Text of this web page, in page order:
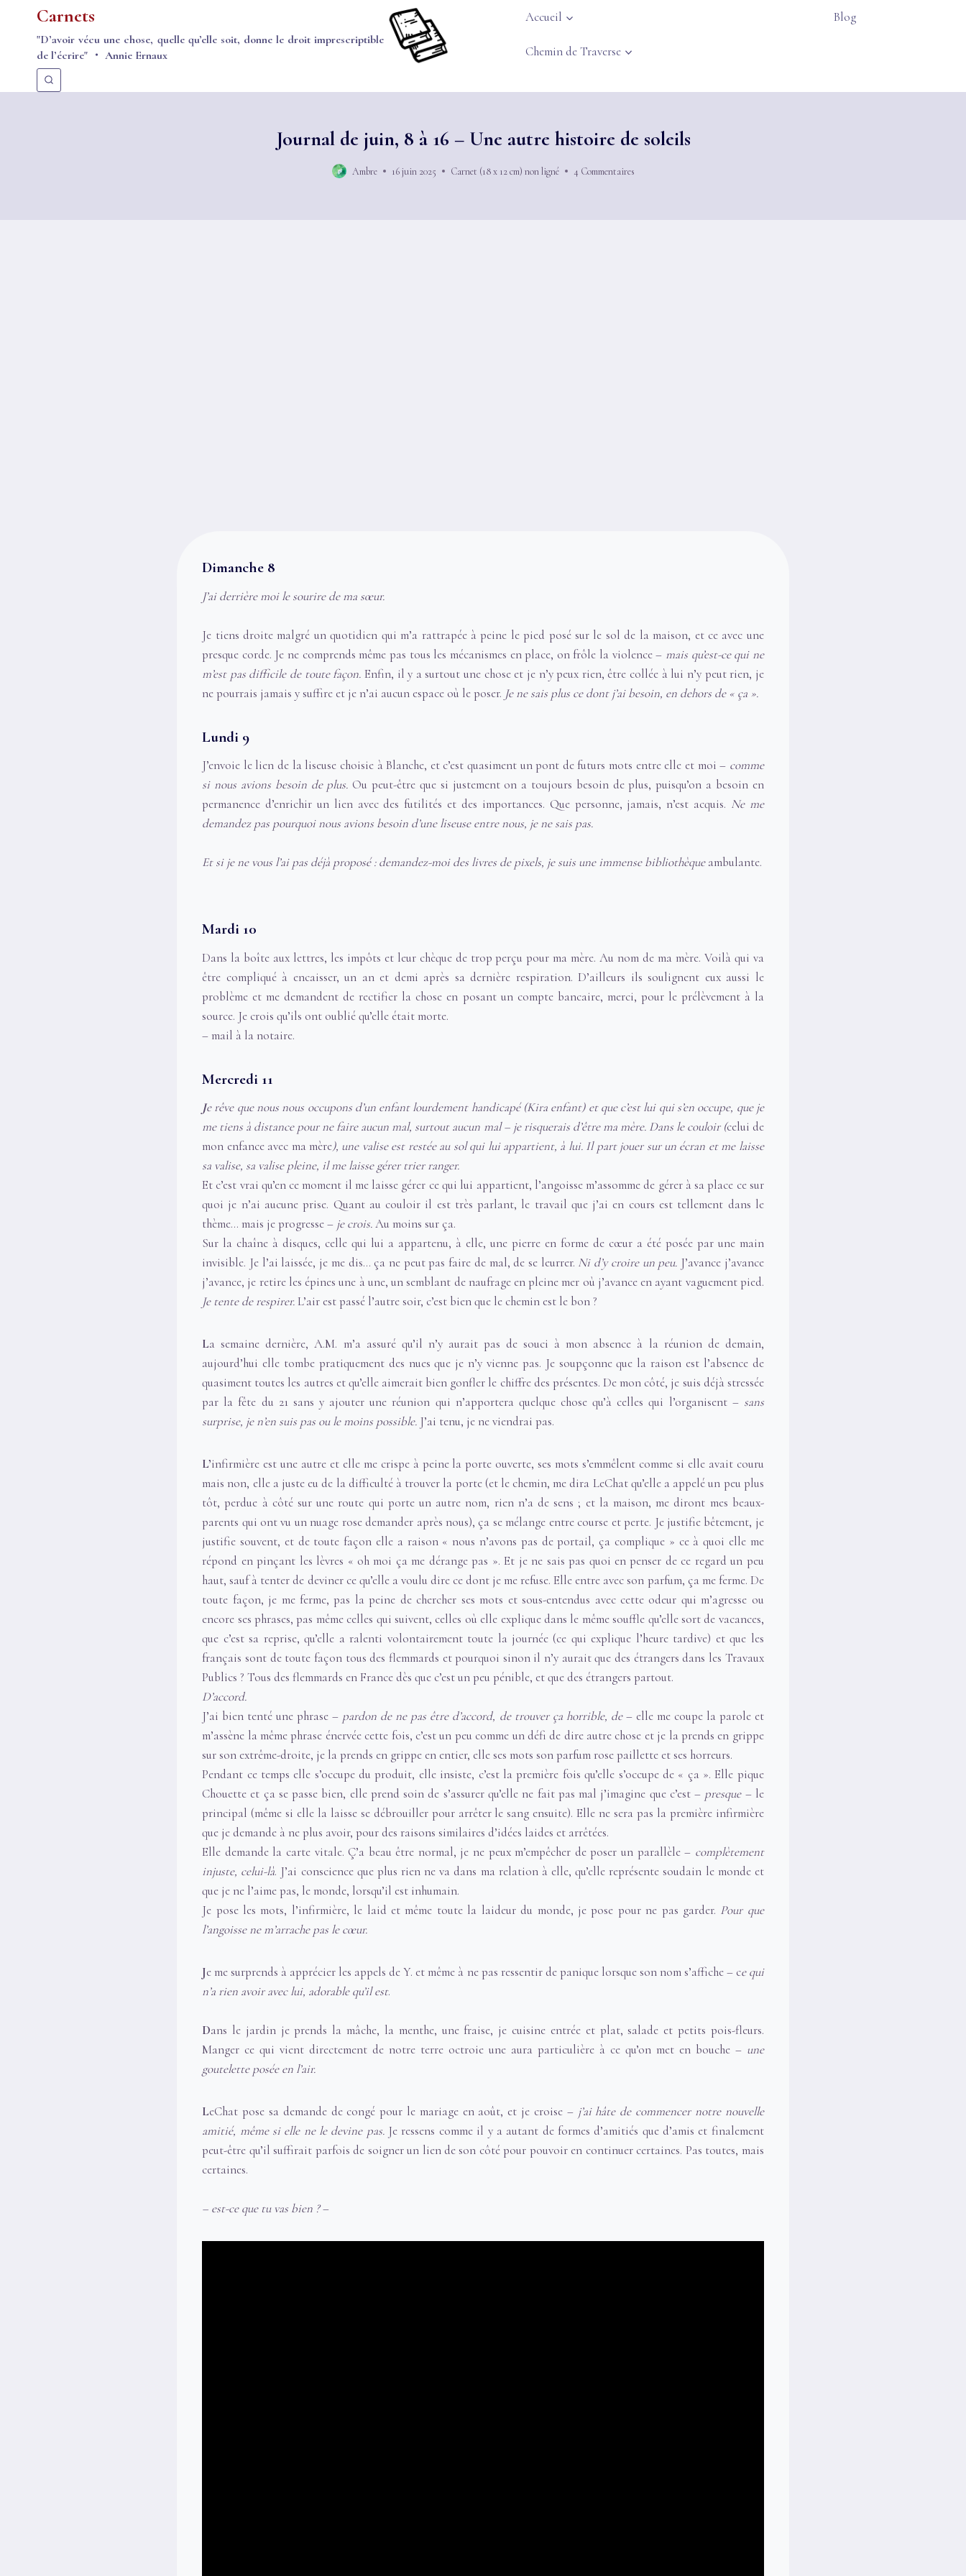
Carnets
"D’avoir vécu une chose, quelle qu’elle soit, donne le droit imprescriptible
de l’écrire" ・ Annie Ernaux
Accueil Blog
Chemin de Traverse
Journal de juin, 8 à 16 – Une autre histoire de soleils
Ambre 16 juin 2025 Carnet (18 x 12 cm) non ligné 4 Commentaires
Dimanche 8
J’ai derrière moi le sourire de ma sœur.
Je tiens droite malgré un quotidien qui m’a rattrapée à peine le pied posé sur le sol de la maison, et ce avec une
presque corde. Je ne comprends même pas tous les mécanismes en place, on frôle la violence – mais qu’est-ce qui ne
m’est pas difficile de toute façon. Enfin, il y a surtout une chose et je n’y peux rien, être collée à lui n’y peut rien, je
ne pourrais jamais y suffire et je n’ai aucun espace où le poser. Je ne sais plus ce dont j’ai besoin, en dehors de « ça ».
Lundi 9
J’envoie le lien de la liseuse choisie à Blanche, et c’est quasiment un pont de futurs mots entre elle et moi – comme
si nous avions besoin de plus. Ou peut-être que si justement on a toujours besoin de plus, puisqu’on a besoin en
permanence d’enrichir un lien avec des futilités et des importances. Que personne, jamais, n’est acquis. Ne me
demandez pas pourquoi nous avions besoin d’une liseuse entre nous, je ne sais pas.
Et si je ne vous l’ai pas déjà proposé : demandez-moi des livres de pixels, je suis une immensebibliothèqueambulante.
Mardi 10
Dans la boîte aux lettres, les impôts et leur chèque de trop perçu pour ma mère. Au nom de ma mère. Voilà qui va
être compliqué à encaisser, un an et demi après sa dernière respiration. D’ailleurs ils soulignent eux aussi le
problème et me demandent de rectifier la chose en posant un compte bancaire, merci, pour le prélèvement à la
source. Je crois qu’ils ont oublié qu’elle était morte.
– mail à la notaire.
Mercredi 11
Je rêve que nous nous occupons d’un enfant lourdement handicapé (Kira enfant) et que c’est lui qui s’en occupe, que je
me tiens à distance pour ne faire aucun mal, surtout aucun mal – je risquerais d’être ma mère. Dans le couloir (celui de
mon enfance avec ma mère), une valise est restée au sol qui lui appartient, à lui. Il part jouer sur un écran et me laisse
sa valise, sa valise pleine, il me laisse gérer trier ranger.
Et c’est vrai qu’en ce moment il me laisse gérer ce qui lui appartient, l’angoisse m’assomme de gérer à sa place ce sur
quoi je n’ai aucune prise. Quant au couloir il est très parlant, le travail que j’ai en cours est tellement dans le
thème… mais je progresse – je crois.Au moins sur ça.
Sur la chaîne à disques, celle qui lui a appartenu, à elle, une pierre en forme de cœur a été posée par une main
invisible. Je l’ai laissée, je me dis… ça ne peut pas faire de mal, de se leurrer. Ni d’y croire un peu. J’avance j’avance
j’avance, je retire les épines une à une, un semblant de naufrage en pleine mer où j’avance en ayant vaguement pied.
Je tente de respirer.L’air est passé l’autre soir, c’est bien que le chemin est le bon ?
La semaine dernière, A.M. m’a assuré qu’il n’y aurait pas de souci à mon absence à la réunion de demain,
aujourd’hui elle tombe pratiquement des nues que je n’y vienne pas. Je soupçonne que la raison est l’absence de
quasiment toutes les autres et qu’elle aimerait bien gonfler le chiffre des présentes. De mon côté, je suis déjà stressée
par la fête du 21 sans y ajouter une réunion qui n’apportera quelque chose qu’à celles qui l’organisent – sans
surprise, je n’en suis pas ou le moins possible. J’ai tenu, je ne viendrai pas.
L’infirmière est une autre et elle me crispe à peine la porte ouverte, ses mots s’emmêlent comme si elle avait couru
mais non, elle a juste eu de la difficulté à trouver la porte (et le chemin, me dira LeChat qu’elle a appelé un peu plus
tôt, perdue à côté sur une route qui porte un autre nom, rien n’a de sens ; et la maison, me diront mes beaux-
parents qui ont vu un nuage rose demander après nous), ça se mélange entre course et perte. Je justifie bêtement, je
justifie souvent, et de toute façon elle a raison « nous n’avons pas de portail, ça complique » ce à quoi elle me
répond en pinçant les lèvres « oh moi ça me dérange pas ». Et je ne sais pas quoi en penser de ce regard un peu
haut, sauf à tenter de deviner ce qu’elle a voulu dire ce dont je me refuse. Elle entre avec son parfum, ça me ferme. De
toute façon, je me ferme, pas la peine de chercher ses mots et sous-entendus avec cette odeur qui m’agresse ou
encore ses phrases, pas même celles qui suivent, celles où elle explique dans le même souffle qu’elle sort de vacances,
que c’est sa reprise, qu’elle a ralenti volontairement toute la journée (ce qui explique l’heure tardive) et que les
français sont de toute façon tous des flemmards et pourquoi sinon il n’y aurait que des étrangers dans les Travaux
Publics ? Tous des flemmards en France dès que c’est un peu pénible, et que des étrangers partout.
D’accord.
J’ai bien tenté une phrase – pardon de ne pas être d’accord, de trouver ça horrible, de– elle me coupe la parole et
m’assène la même phrase énervée cette fois, c’est un peu comme un défi de dire autre chose et je la prends en grippe
sur son extrême-droite, je la prends en grippe en entier, elle ses mots son parfum rose paillette et ses horreurs.
Pendant ce temps elle s’occupe du produit, elle insiste, c’est la première fois qu’elle s’occupe de « ça ». Elle pique
Chouette et ça se passe bien, elle prend soin de s’assurer qu’elle ne fait pas mal j’imagine que c’est – presque – le
principal (même si elle la laisse se débrouiller pour arrêter le sang ensuite). Elle ne sera pas la première infirmière
que je demande à ne plus avoir, pour des raisons similaires d’idées laides et arrêtées.
Elle demande la carte vitale. Ç’a beau être normal, je ne peux m’empêcher de poser un parallèle – complètement
injuste, celui-là. J’ai conscience que plus rien ne va dans ma relation à elle, qu’elle représente soudain le monde et
que je ne l’aime pas, le monde, lorsqu’il est inhumain.
Je pose les mots, l’infirmière, le laid et même toute la laideur du monde, je pose pour ne pas garder. Pour que
l’angoisse ne m’arrache pas le cœur.
Je me surprends à apprécier les appels de Y. et même à ne pas ressentir de panique lorsque son nom s’affiche – ce qui
n’a rien avoir avec lui, adorable qu’il est.
Dans le jardin je prends la mâche, la menthe, une fraise, je cuisine entrée et plat, salade et petits pois-fleurs.
Manger ce qui vient directement de notre terre octroie une aura particulière à ce qu’on met en bouche – une
goutelette posée en l’air.
LeChat pose sa demande de congé pour le mariage en août, et je croise – j’ai hâte de commencer notre nouvelle
amitié, même si elle ne le devine pas.Je ressens comme il y a autant de formes d’amitiés que d’amis et finalement
peut-être qu’il suffirait parfois de soigner un lien de son côté pour pouvoir en continuer certaines. Pas toutes, mais
certaines.
– est-ce que tu vas bien ?–